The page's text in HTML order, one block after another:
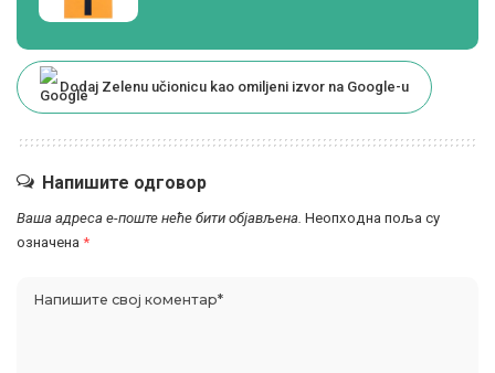
Dodaj Zelenu učionicu kao omiljeni izvor na Google-u
Напишите одговор
Ваша адреса е-поште неће бити објављена. Неопходна поља су
означена *